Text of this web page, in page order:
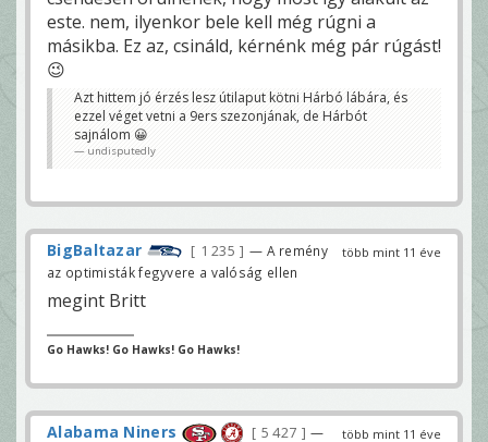
este. nem, ilyenkor bele kell még rúgni a
másikba. Ez az, csináld, kérnénk még pár rúgást!
😉
Azt hittem jó érzés lesz útilaput kötni Hárbó lábára, és
ezzel véget vetni a 9ers szezonjának, de Hárbót
sajnálom 😀
undisputedly
több mint 11 éve
BigBaltazar 1 235
— A remény
az optimisták fegyvere a valóság ellen
megint Britt
Go Hawks! Go Hawks! Go Hawks!
több mint 11 éve
Alabama Niners 5 427
—